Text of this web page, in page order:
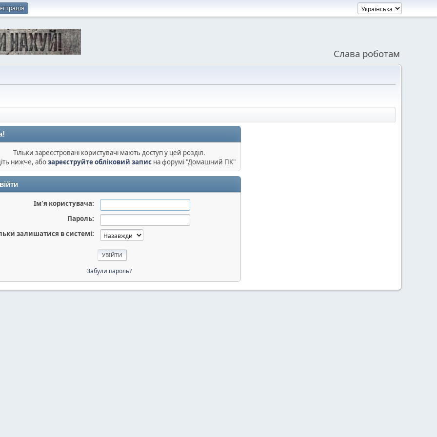
Слава роботам
Тільки зареєстровані користувачі мають доступ у цей розділ.
нижче, абозареєструйте обліковий записна форумі "Домашний ПК"
Ім'я користувача:
Пароль:
залишатися в системі:
Забули пароль?